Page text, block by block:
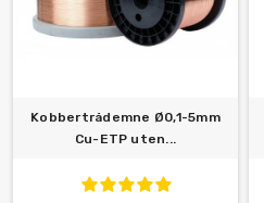
Kobbertrådemne Ø0,1-5mm
Cu-ETP uten...